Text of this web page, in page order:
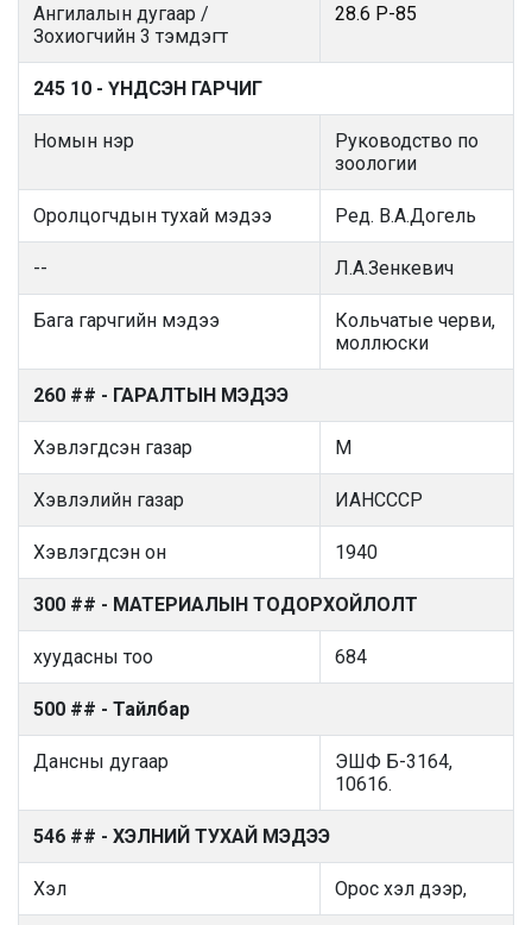
Ангилалын дугаар /
Зохиогчийн 3 тэмдэгт
28.6 Р-85
245 10 - ҮНДСЭН ГАРЧИГ
Номын нэр
Руководство по
зоологии
Оролцогчдын тухай мэдээ Ред. В.А.Догель
-- Л.А.Зенкевич
Бага гарчгийн мэдээ
Кольчатые черви,
моллюски
260 ## - ГАРАЛТЫН МЭДЭЭ
Хэвлэгдсэн газар М
Хэвлэлийн газар ИАНСССР
Хэвлэгдсэн он 1940
300 ## - МАТЕРИАЛЫН ТОДОРХОЙЛОЛТ
хуудасны тоо 684
500 ## - Тайлбар
Дансны дугаар
ЭШФ Б-3164,
10616.
546 ## - ХЭЛНИЙ ТУХАЙ МЭДЭЭ
Хэл Орос хэл дээр,